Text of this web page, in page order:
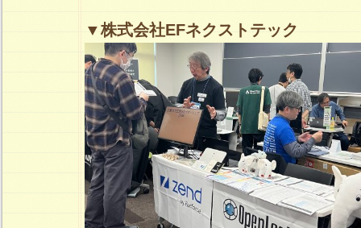
▼株式会社EFネクストテック